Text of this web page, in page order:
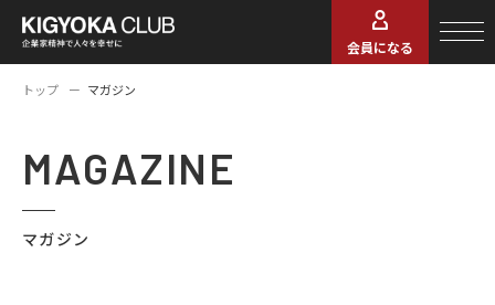
会員になる
トップ マガジン
MAGAZINE
マガジン